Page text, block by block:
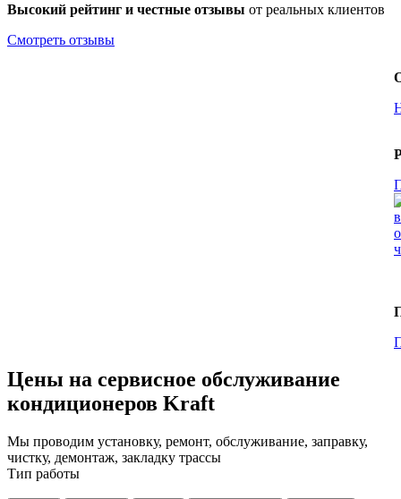
Высокий рейтинг и честные отзывы от реальных клиентов
Смотреть отзывы
Цены на сервисное обслуживание
кондиционеров Kraft
Мы проводим установку, ремонт, обслуживание, заправку,
чистку, демонтаж, закладку трассы
Тип работы